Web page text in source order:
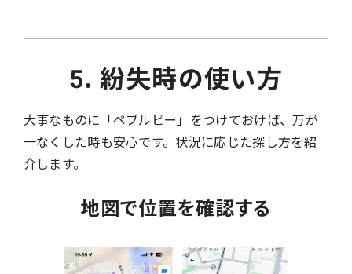
5. 紛失時の使い方
大事なものに「ペブルビー」をつけておけば、万が
一なくした時も安心です。状況に応じた探し方を紹
介します。
地図で位置を確認する